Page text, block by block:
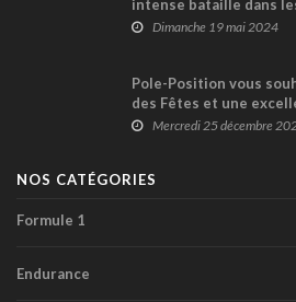
intense bataille dans
Stroll 9ème
Dimanche 19 mai 2024
Pole-Position vous
des Fêtes et une
Mercredi 25 décembre
NOS CATÉGORIES
Formule 1
Endurance